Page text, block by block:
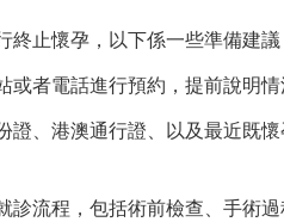
終止懷孕，以下係一些準備建議
者電話進行預約，提前說明情
證、港澳通行證、以及最近既
流程，包括術前檢查、手術過